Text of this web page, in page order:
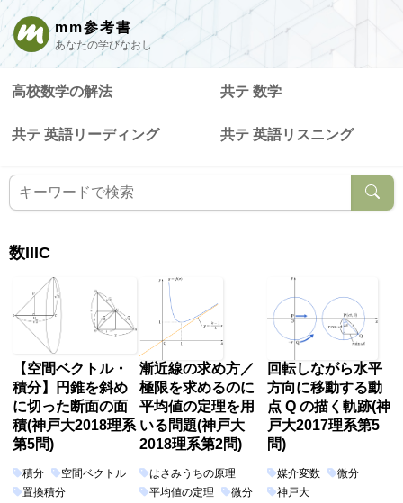
mm参考書
あなたの学びなおし
高校数学の解法 共テ 数学
共テ 英語リーディング 共テ 英語リスニング
数IIIC
【空間ベクトル・
積分】円錐を斜め
に切った断面の面
積(神戸大2018理系
第5問)
積分
空間ベクトル
置換積分
漸近線の求め方／
極限を求めるのに
平均値の定理を用
いる問題(神戸大
2018理系第2問)
はさみうちの原理
平均値の定理
微分
回転しながら水平
方向に移動する動
点 Q の描く軌跡(神
戸大2017理系第5
問)
媒介変数
微分
神戸大